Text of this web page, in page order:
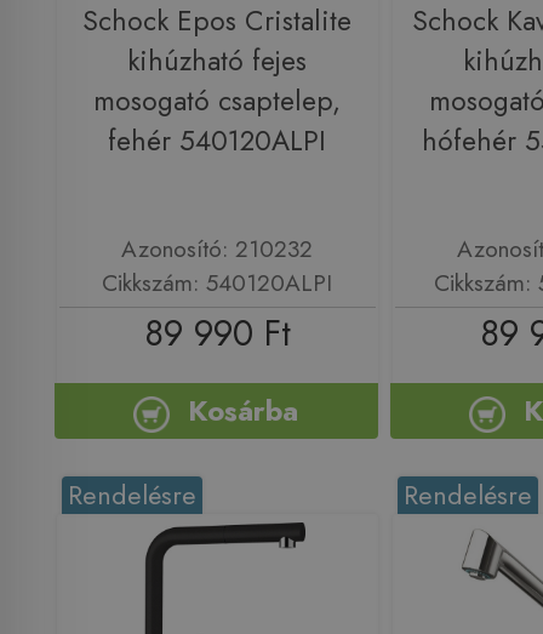
Schock Epos Cristalite
kihúzható fejes
mosogató csaptelep,
fehér 540120ALPI
Azonosító: 210232
Cikkszám: 540120ALPI
89 990 Ft
Kosárba
Schock
hófehér
89
Rendelésre Rendelésre